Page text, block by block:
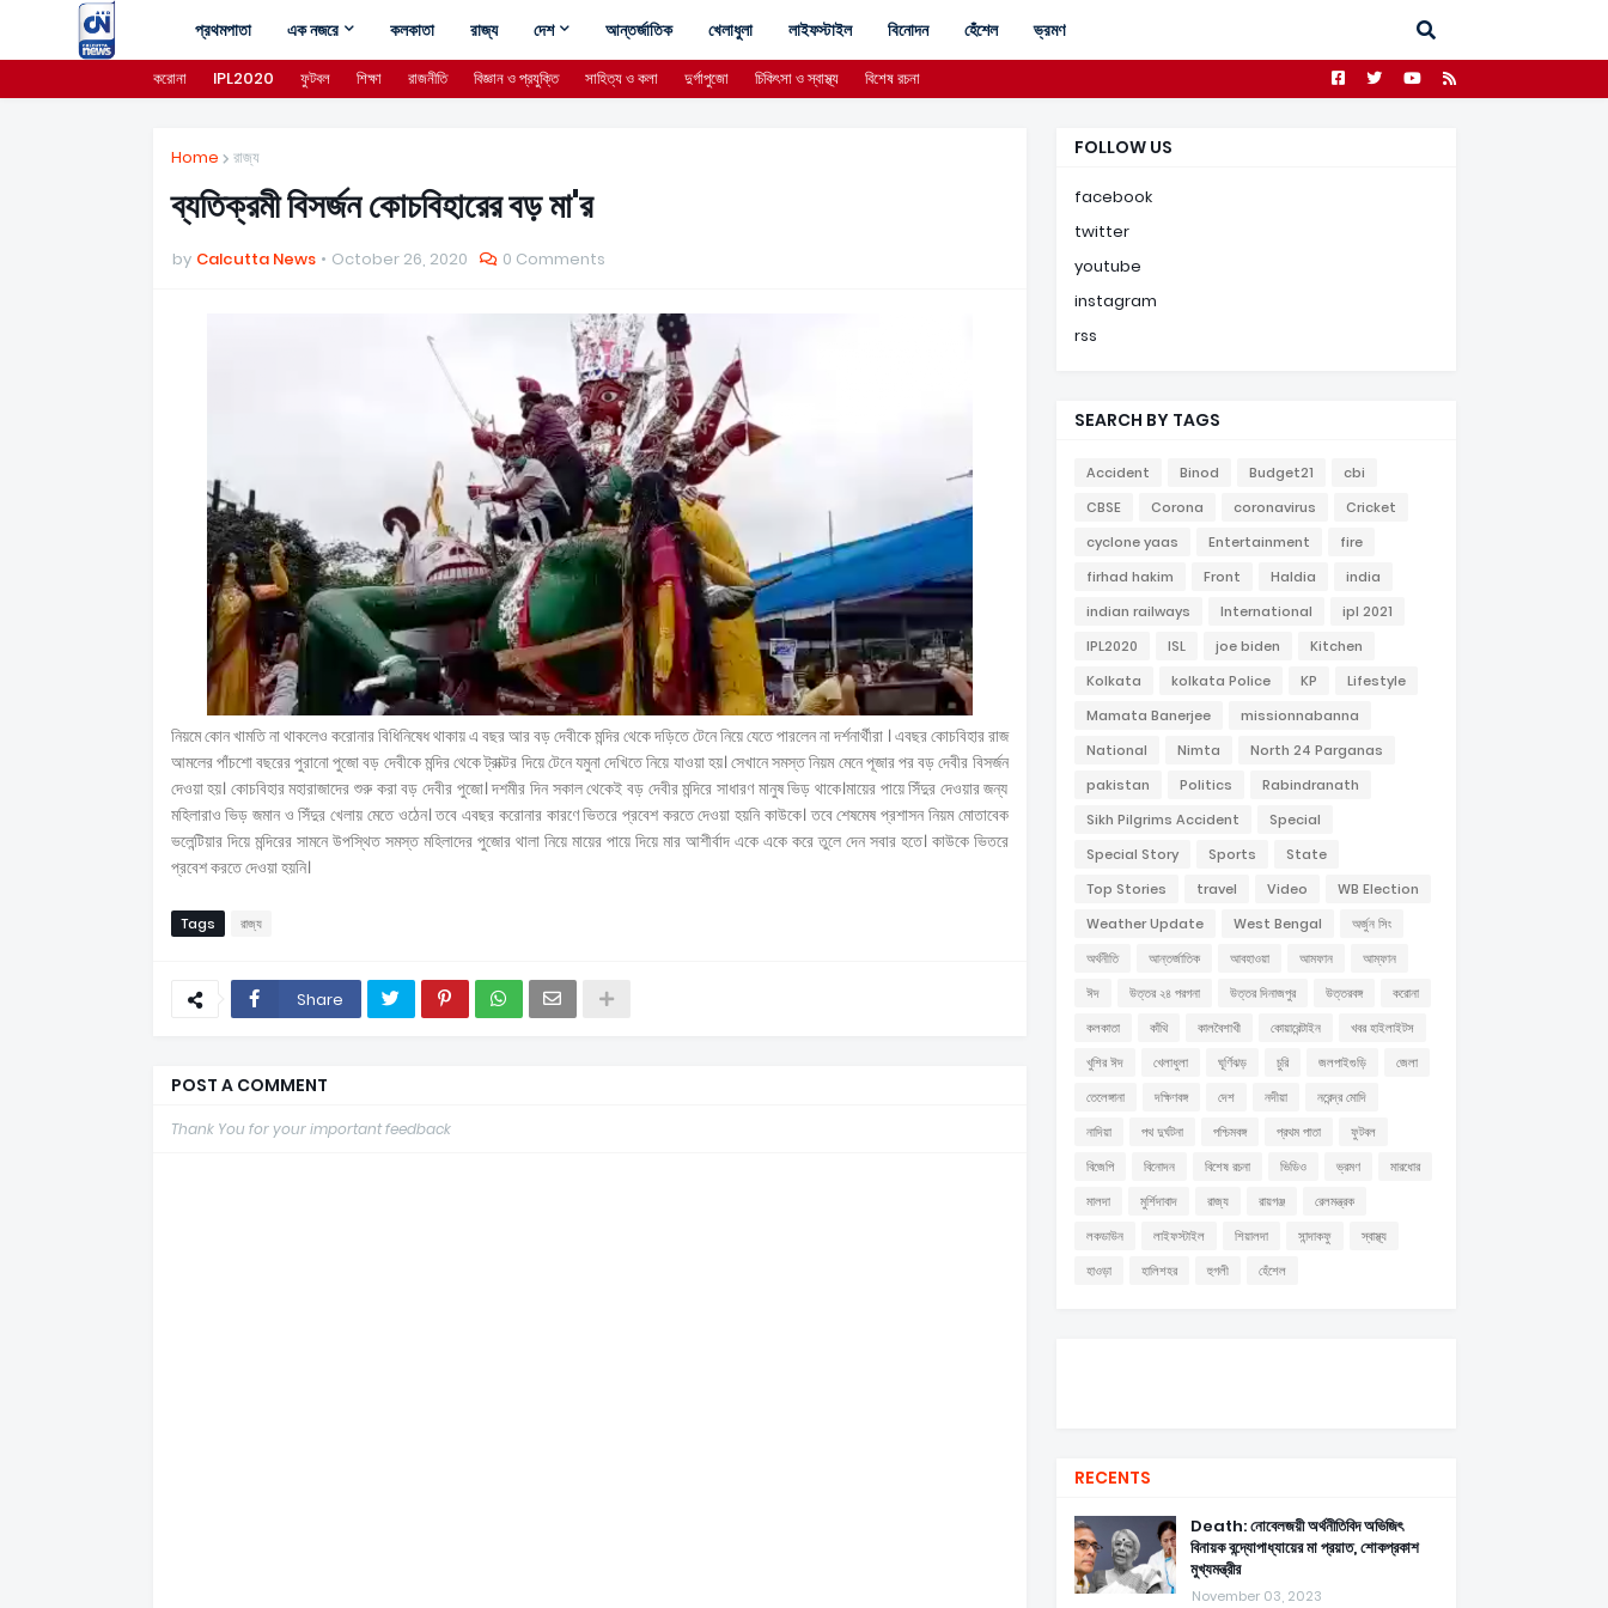
প্রথমপাতা এক নজরে কলকাতা রাজ্য দেশ আন্তর্জাতিক খেলাধুলা লাইফস্টাইল বিনোদন হেঁশেল ভ্রমণ
করোনা IPL2020 ফুটবল শিক্ষা রাজনীতি বিজ্ঞান ও প্রযুক্তি সাহিত্য ও কলা দুর্গাপুজো চিকিৎসা ও স্বাস্থ্য বিশেষ রচনা
Home রাজ্য
ব্যতিক্রমী বিসর্জন কোচবিহারের বড় মা'র
by Calcutta News October 26, 2020 0 Comments
নিয়মে কোন খামতি না থাকলেও করোনার বিধিনিষেধ থাকায় এ বছর আর বড় দেবীকে মন্দির থেকে দড়িতে টেনে নিয়ে যেতে পারলেন না দর্শনার্থীরা । এবছর কোচবিহার রাজ
আমলের পাঁচশো বছরের পুরানো পুজো বড় দেবীকে মন্দির থেকে ট্রাক্টর দিয়ে টেনে যমুনা দেখিতে নিয়ে যাওয়া হয়। সেখানে সমস্ত নিয়ম মেনে পূজার পর বড় দেবীর বিসর্জন
দেওয়া হয়। কোচবিহার মহারাজাদের শুরু করা বড় দেবীর পুজো। দশমীর দিন সকাল থেকেই বড় দেবীর মন্দিরে সাধারণ মানুষ ভিড় থাকে।মায়ের পায়ে সিঁদুর দেওয়ার জন্য
মহিলারাও ভিড় জমান ও সিঁদুর খেলায় মেতে ওঠেন। তবে এবছর করোনার কারণে ভিতরে প্রবেশ করতে দেওয়া হয়নি কাউকে। তবে শেষমেষ প্রশাসন নিয়ম মোতাবেক
ভলেন্টিয়ার দিয়ে মন্দিরের সামনে উপস্থিত সমস্ত মহিলাদের পুজোর থালা নিয়ে মায়ের পায়ে দিয়ে মার আশীর্বাদ একে একে করে তুলে দেন সবার হতে। কাউকে ভিতরে
প্রবেশ করতে দেওয়া হয়নি।
Tags রাজ্য
Share
POST A COMMENT
Thank You for your important feedback
FOLLOW US
facebook
twitter
youtube
instagram
rss
SEARCH BY TAGS
Accident Binod Budget21
cbi
CBSE
Corona coronavirus
Cricket
cyclone yaas
Entertainment
fire
firhad hakim
Front Haldia
india
indian railways
International
ipl 2021
IPL2020
ISL joe biden
Kitchen
Kolkata
kolkata Police KP
Lifestyle
Mamata Banerjee
missionnabanna
National
Nimta
North 24 Parganas
pakistan
Politics
Rabindranath
Sikh Pilgrims Accident
Special
Special Story
Sports
State
Top Stories
travel Video
WB Election
Weather Update
West Bengal
অর্জুন সিং
অর্থনীতি
আন্তর্জাতিক আবহাওয়া আমফান
আম্ফান
ঈদ
উত্তর ২৪ পরগনা উত্তর দিনাজপুর উত্তরবঙ্গ
করোনা
কলকাতা
কাঁথি কালবৈশাখী কোয়ারেন্টাইন
খবর হাইলাইটস
খুশির ঈদ
খেলাধুলা ঘূর্ণিঝড় চুরি জলপাইগুড়ি
জেলা
তেলেঙ্গানা
দক্ষিণবঙ্গ দেশ নদীয়া
নরেন্দ্র মোদি
নাদিয়া
পথ দুর্ঘটনা পশ্চিমবঙ্গ প্রথম পাতা
ফুটবল
বিজেপি
বিনোদন বিশেষ রচনা ভিডিও ভ্রমণ
মারধোর
মালদা
মুর্শিদাবাদ রাজ্য রায়গঞ্জ
রেলমন্ত্রক
লকডাউন
লাইফস্টাইল শিয়ালদা সান্দাকফু
স্বাস্থ্য
হাওড়া
হালিশহর হুগলী হেঁশেল
RECENTS
Death: নোবেলজয়ী অর্থনীতিবিদ অভিজিৎ
বিনায়ক বন্দ্যোপাধ্যায়ের মা প্রয়াত, শোকপ্রকাশ
মুখ্যমন্ত্রীর
November 03, 2023